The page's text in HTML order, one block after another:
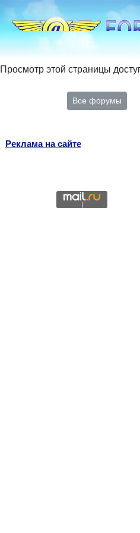
Просмотр этой страницы
Все форумы
Реклама на сайте